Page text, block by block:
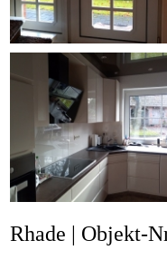
Rhade | Objekt-